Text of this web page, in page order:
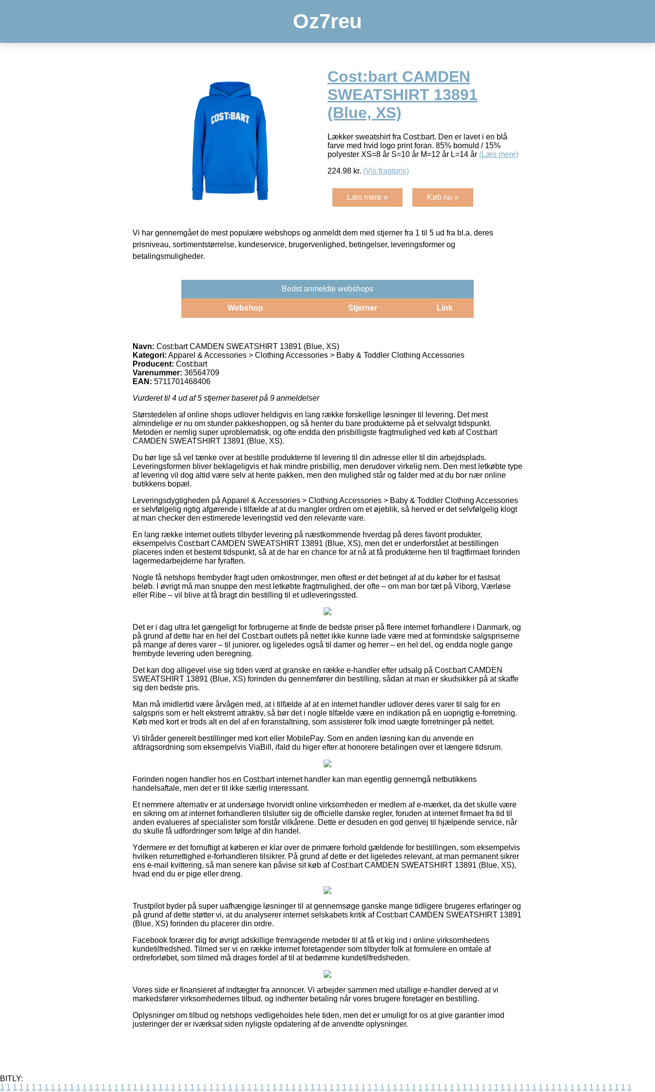
Oz7reu
Cost:bart CAMDEN
SWEATSHIRT 13891
(Blue, XS)
Lækker sweatshirt fra Cost:bart. Den er lavet i en blå
farve med hvid logo print foran. 85% bomuld / 15%
polyester XS=8 år S=10 år M=12 år L=14 år (Læs mere)
224.98 kr. (Vis fragtpris)
Læs mere » Køb nu »
Vi har gennemgået de mest populære webshops og anmeldt dem med stjerner fra 1 til 5 ud fra bl.a. deres
prisniveau, sortimentstørrelse, kundeservice, brugervenlighed, betingelser, leveringsformer og
betalingsmuligheder.
Bedst anmeldte webshops
Webshop Stjerner Link
Navn: Cost:bart CAMDEN SWEATSHIRT 13891 (Blue, XS)
Kategori: Apparel & Accessories > Clothing Accessories > Baby & Toddler Clothing Accessories
Producent: Cost:bart
Varenummer: 36564709
EAN: 5711701468406
Vurderet til 4 ud af 5 stjerner baseret på 9 anmeldelser
Størstedelen af online shops udlover heldigvis en lang række forskellige løsninger til levering. Det mest
almindelige er nu om stunder pakkeshoppen, og så henter du bare produkterne på et selvvalgt tidspunkt.
Metoden er nemlig super uproblematisk, og ofte endda den prisbilligste fragtmulighed ved køb af Cost:bart
CAMDEN SWEATSHIRT 13891 (Blue, XS).
Du bør lige så vel tænke over at bestille produkterne til levering til din adresse eller til din arbejdsplads.
Leveringsformen bliver beklageligvis et hak mindre prisbillig, men derudover virkelig nem. Den mest letkøbte type
af levering vil dog altid være selv at hente pakken, men den mulighed står og falder med at du bor nær online
butikkens bopæl.
Leveringsdygtigheden på Apparel & Accessories > Clothing Accessories > Baby & Toddler Clothing Accessories
er selvfølgelig rigtig afgørende i tilfælde af at du mangler ordren om et øjeblik, så herved er det selvfølgelig klogt
at man checker den estimerede leveringstid ved den relevante vare.
En lang række internet outlets tilbyder levering på næstkommende hverdag på deres favorit produkter,
eksempelvis Cost:bart CAMDEN SWEATSHIRT 13891 (Blue, XS), men det er underforstået at bestillingen
placeres inden et bestemt tidspunkt, så at de har en chance for at nå at få produkterne hen til fragtfirmaet forinden
lagermedarbejderne har fyraften.
Nogle få netshops frembyder fragt uden omkostninger, men oftest er det betinget af at du køber for et fastsat
beløb. I øvrigt må man snuppe den mest letkøbte fragtmulighed, der ofte – om man bor tæt på Viborg, Værløse
eller Ribe – vil blive at få bragt din bestilling til et udleveringssted.
Det er i dag ultra let gængeligt for forbrugerne at finde de bedste priser på flere internet forhandlere i Danmark, og
på grund af dette har en hel del Cost:bart outlets på nettet ikke kunne lade være med at formindske salgspriserne
på mange af deres varer – til juniorer, og ligeledes også til damer og herrer – en hel del, og endda nogle gange
frembyde levering uden beregning.
Det kan dog alligevel vise sig tiden værd at granske en række e-handler efter udsalg på Cost:bart CAMDEN
SWEATSHIRT 13891 (Blue, XS) forinden du gennemfører din bestilling, sådan at man er skudsikker på at skaffe
sig den bedste pris.
Man må imidlertid være årvågen med, at i tilfælde af at en internet handler udlover deres varer til salg for en
salgspris som er helt ekstremt attraktiv, så bør det i nogle tilfælde være en indikation på en uoprigtig e-forretning.
Køb med kort er trods alt en del af en foranstaltning, som assisterer folk imod uægte forretninger på nettet.
Vi tilråder generelt bestillinger med kort eller MobilePay. Som en anden løsning kan du anvende en
afdragsordning som eksempelvis ViaBill, ifald du higer efter at honorere betalingen over et længere tidsrum.
Forinden nogen handler hos en Cost:bart internet handler kan man egentlig gennemgå netbutikkens
handelsaftale, men det er tit ikke særlig interessant.
Et nemmere alternativ er at undersøge hvorvidt online virksomheden er medlem af e-mærket, da det skulle være
en sikring om at internet forhandleren tilslutter sig de officielle danske regler, foruden at internet firmaet fra tid til
anden evalueres af specialister som forstår vilkårene. Dette er desuden en god genvej til hjælpende service, når
du skulle få udfordringer som følge af din handel.
Ydermere er det fornuftigt at køberen er klar over de primære forhold gældende for bestillingen, som eksempelvis
hvilken returrettighed e-forhandleren tilsikrer. På grund af dette er det ligeledes relevant, at man permanent sikrer
ens e-mail kvittering, så man senere kan påvise sit køb af Cost:bart CAMDEN SWEATSHIRT 13891 (Blue, XS),
hvad end du er pige eller dreng.
Trustpilot byder på super uafhængige løsninger til at gennemsøge ganske mange tidligere brugeres erfaringer og
på grund af dette støtter vi, at du analyserer internet selskabets kritik af Cost:bart CAMDEN SWEATSHIRT 13891
(Blue, XS) forinden du placerer din ordre.
Facebook forærer dig for øvrigt adskillige fremragende metoder til at få et kig ind i online virksomhedens
kundetilfredshed. Tilmed ser vi en række internet foretagender som tilbyder folk at formulere en omtale af
ordreforløbet, som tilmed må drages fordel af til at bedømme kundetilfredsheden.
Vores side er finansieret af indtægter fra annoncer. Vi arbejder sammen med utallige e-handler derved at vi
markedsfører virksomhedernes tilbud, og indhenter betaling når vores brugere foretager en bestilling.
Oplysninger om tilbud og netshops vedligeholdes hele tiden, men det er umuligt for os at give garantier imod
justeringer der er iværksat siden nyligste opdatering af de anvendte oplysninger.
BITLY:
1 1 1 1 1 1 1 1 1 1 1 1 1 1 1 1 1 1 1 1 1 1 1 1 1 1 1 1 1 1 1 1 1 1 1 1 1 1 1 1 1 1 1 1 1 1 1 1 1 1 1 1 1 1 1 1 1 1 1 1 1 1 1 1 1 1 1 1 1 1 1 1 1 1 1 1 1 1 1 1 1 1 1 1 1 1 1 1 1 1 1 1 1 1 1 1 1 1 1 1